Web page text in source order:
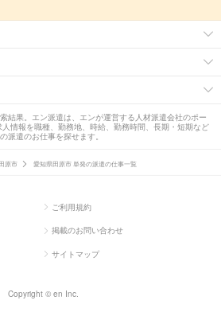
結果。エン派遣は、エンが運営する人材派遣会社のポー
情報を職種、勤務地、時給、勤務時間、長期・短期など
派遣のお仕事を探せます。
原市 愛知県田原市 単発の派遣の仕事一覧
ご利用規約
掲載のお問い合わせ
サイトマップ
Copyright © en Inc.